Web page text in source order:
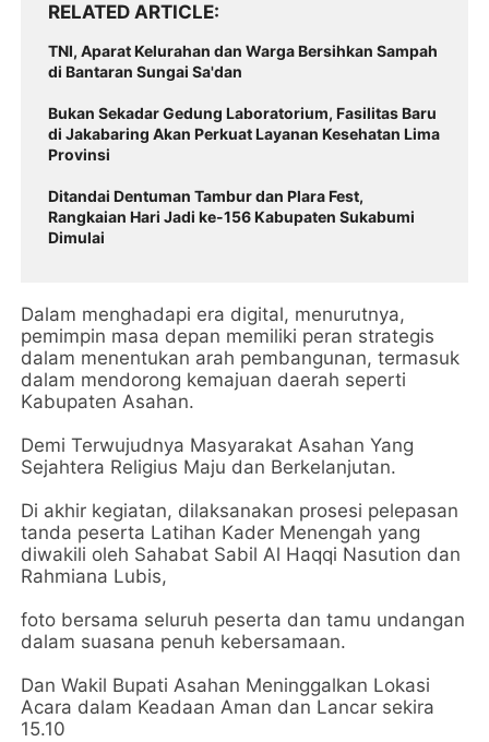
RELATED ARTICLE
TNI, Aparat Kelurahan dan Warga Bersihkan Sampah
di Bantaran Sungai Sa'dan
Bukan Sekadar Gedung Laboratorium, Fasilitas Baru
di Jakabaring Akan Perkuat Layanan Kesehatan Lima
Provinsi
Ditandai Dentuman Tambur dan Plara Fest,
Rangkaian Hari Jadi ke-156 Kabupaten Sukabumi
Dimulai
Dalam menghadapi era digital, menurutnya,
pemimpin masa depan memiliki peran strategis
dalam menentukan arah pembangunan, termasuk
dalam mendorong kemajuan daerah seperti
Kabupaten Asahan.
Demi Terwujudnya Masyarakat Asahan Yang
Sejahtera Religius Maju dan Berkelanjutan.
Di akhir kegiatan, dilaksanakan prosesi pelepasan
tanda peserta Latihan Kader Menengah yang
diwakili oleh Sahabat Sabil Al Haqqi Nasution dan
Rahmiana Lubis,
foto bersama seluruh peserta dan tamu undangan
dalam suasana penuh kebersamaan.
Dan Wakil Bupati Asahan Meninggalkan Lokasi
Acara dalam Keadaan Aman dan Lancar sekira
15.10